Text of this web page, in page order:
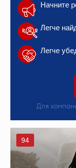
Начните
Легче
Легче
Для
94